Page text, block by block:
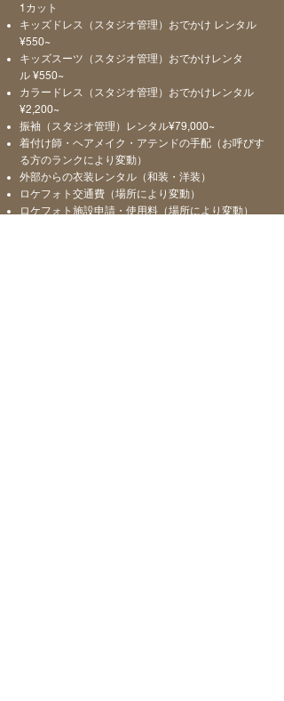
1カット
キッズドレス（スタジオ管理）おでかけ レンタル
¥550~
キッズスーツ（スタジオ管理 ）おでかけレンタ
ル ¥550~
カラードレス（スタジオ管理）おでかけレンタル
¥2,200~
振袖（スタジオ管理）レンタル¥79,000~
​着付け師・ヘアメイク・アテンドの手配（お呼びす
る方のランクにより変動）
​外部からの衣装レンタル（和装・洋装）
ロケフォト交通費（場所により変動）
ロケフォト施設申請・使用料（場所により変動）